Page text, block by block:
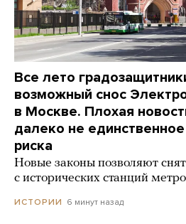
Все лето
возможный снос
в Москве. Плохая
далеко не
риска
Новые законы позволяют
с исторических станций метро
ИСТОРИИ 6 минут назад